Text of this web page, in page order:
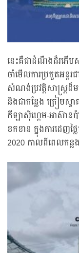
នេះគឺជាដំណឹងដ៏រភើបស
ចាំមើលការប្រកួតអន្ដ
សំណង់ប្រវត្តិសាស្ដ្រ
និងជាកន្លែង ត្រៀមស្វ
កីឡាស៊ីហ្គេម-អាស៊ានប៉ា
ខកខាន ក្នុងការដេញថ្ល
2020 កាលពីពេលកន្